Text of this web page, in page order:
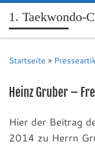
1. Taekwondo-
Startseite »
Heinz Gruber –
Hier der Beitrag
2014 zu Herrn